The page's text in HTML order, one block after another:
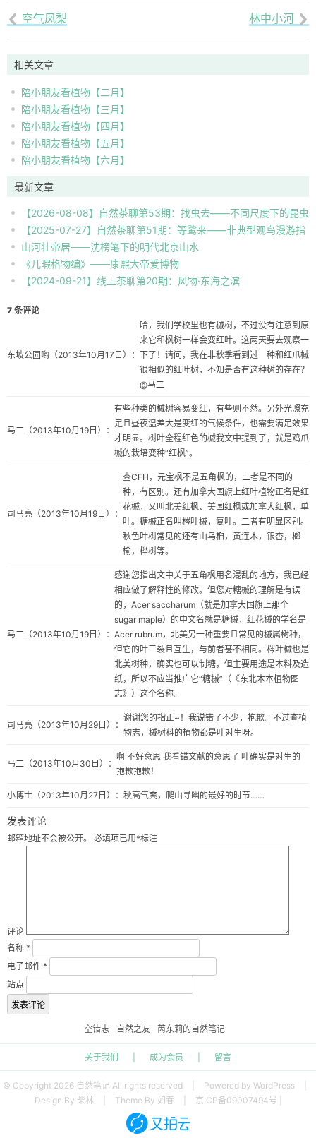
 空气凤梨 林中小河 
相关文章
陪小朋友看植物【二月】
陪小朋友看植物【三月】
陪小朋友看植物【四月】
陪小朋友看植物【五月】
陪小朋友看植物【六月】
最新文章
【2026-08-08】自然茶聊第53期：找虫去——不同尺度下的昆虫
自然观察
【2025-07-27】自然茶聊第51期：等鹭来——非典型观鸟漫游指
南
山河壮帝居——沈榜笔下的明代北京山水
《几暇格物编》——康熙大帝爱博物
【2024-09-21】线上茶聊第20期：风物·东海之滨
7 条评论
东坡公园哟 （2013年10月17日）：
哈，我们学校里也有槭树，不过没有注意到原
来它和枫树一样会变红叶。这两天要去观察一
下了！请问，我在非秋季看到过一种和红爪槭
很相似的红叶树，不知是否有这种树的存在？
@马二
马二 （2013年10月19日）：
有些种类的槭树容易变红，有些则不然。另外光照充
足且昼夜温差大是变红的气候条件，也需要满足效果
才明显。树叶全程红色的槭我文中提到了，就是鸡爪
槭的栽培变种“红枫”。
司马亮 （2013年10月19日）：
查CFH，元宝枫不是五角枫的，二者是不同的
种，有区别。还有加拿大国旗上红叶植物正名是红
花槭，又叫北美红枫、美国红枫或加拿大红枫，单
叶。糖槭正名叫梣叶槭，复叶。二者有明显区别。
秋色叶树常见的还有山乌桕，黄连木，银杏，榔
榆，榉树等。
马二 （2013年10月19日）：
感谢您指出文中关于五角枫用名混乱的地方，我已经
相应做了解释性的修改。但您对糖槭的理解是有误
的，Acer saccharum（就是加拿大国旗上那个
sugar maple）的中文名就是糖槭，红花槭的学名是
Acer rubrum，北美另一种重要且常见的槭属树种，
但它的叶三裂且互生，与前者甚不相同。梣叶槭也是
北美树种，确实也可以制糖，但主要用途是木料及造
纸，所以不应当推广它“糖槭”（《东北木本植物图
志》）这个名称。
司马亮 （2013年10月29日）：
谢谢您的指正~！我说错了不少，抱歉。不过查植
物志，槭树科的植物都是叶对生呀。
马二 （2013年10月30日）：
啊 不好意思 我看错文献的意思了 叶确实是对生的
抱歉抱歉！
小博士 （2013年10月27日）： 秋高气爽，爬山寻幽的最好的时节……
发表评论
邮箱地址不会被公开。 必填项已用*标注
评论
名称 *
电子邮件 *
站点
空错志 自然之友 芮东莉的自然笔记
关于我们 成为会员 留言
© Copyright 2026 自然笔记 All rights reserved Powered by WordPress
Design By 柴林
Theme By 如春 京ICP备09007494号 |